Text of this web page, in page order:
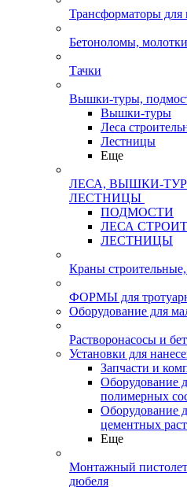
Трансформаторы для
Бетоноломы,
Тачки
Вышки-туры,
Вышки-туры
Леса
Лестницы
Еще
ЛЕСА, ВЫШКИ-
ЛЕСТНИЦЫ
ПОДМОСТИ
ЛЕСА
ЛЕСТНИЦЫ
Краны
ФОРМЫ для
Оборудование для
Растворонасосы и
Установки для
Запчасти и
Оборудование
полимерных
Оборудование
цементных
Еще
Монтажный
дюбеля